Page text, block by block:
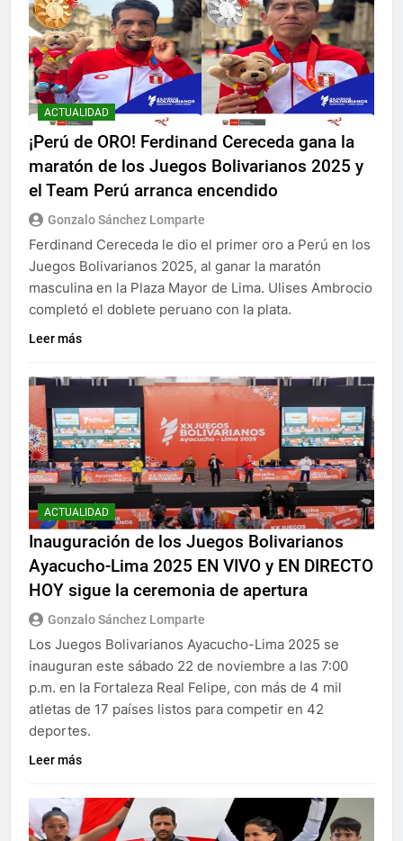
ACTUALIDAD
¡Perú de ORO! Ferdinand Cereceda gana la
maratón de los Juegos Bolivarianos 2025 y
el Team Perú arranca encendido
Gonzalo Sánchez Lomparte
Ferdinand Cereceda le dio el primer oro a Perú en los
Juegos Bolivarianos 2025, al ganar la maratón
masculina en la Plaza Mayor de Lima. Ulises Ambrocio
completó el doblete peruano con la plata.
Leer más
ACTUALIDAD
Inauguración de los Juegos Bolivarianos
Ayacucho-Lima 2025 EN VIVO y EN DIRECTO
HOY sigue la ceremonia de apertura
Gonzalo Sánchez Lomparte
Los Juegos Bolivarianos Ayacucho-Lima 2025 se
inauguran este sábado 22 de noviembre a las 7:00
p.m. en la Fortaleza Real Felipe, con más de 4 mil
atletas de 17 países listos para competir en 42
deportes.
Leer más